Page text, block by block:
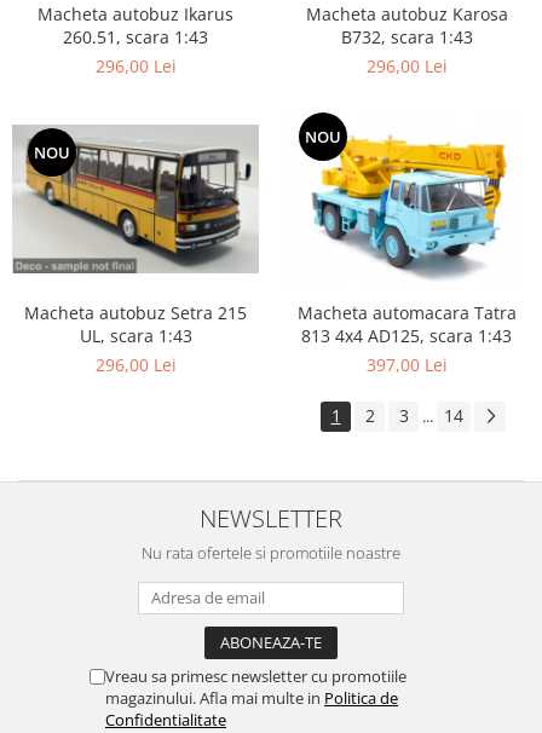
Macheta autobuz Ikarus
260.51, scara 1:43
296,00 Lei
Macheta autobuz Karosa
B732, scara 1:43
296,00 Lei
NOU
Macheta autobuz Setra 215
UL, scara 1:43
296,00 Lei
NOU
Macheta automacara Tatra
813 4x4 AD125, scara 1:43
397,00 Lei
1 2 3 ... 14
NEWSLETTER
Nu rata ofertele si promotiile noastre
Vreau sa primesc newsletter cu promotiile
magazinului. Afla mai multe in Politica de
Confidentialitate